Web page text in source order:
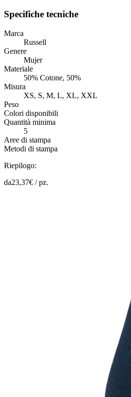
Specifiche tecniche
Marca
Russell
Genere
Mujer
Materiale
50% Cotone, 50%
Misura
XS, S, M, L, XL, XXL
Peso
Colori disponibili
Quantità minima
5
Aree di stampa
Metodi di stampa
Riepilogo:
da23,37€ /pz.